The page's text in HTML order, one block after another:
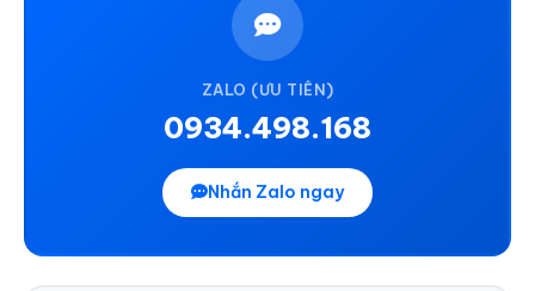
ZALO (ƯU TIÊN)
0934.498.168
Nhắn Zalo ngay